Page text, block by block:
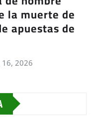
la muerte de
apuestas de
16, 2026